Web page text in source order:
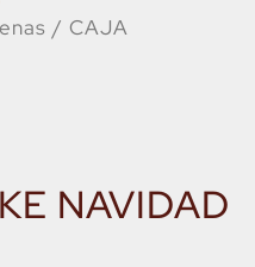
/ CAJA
NAVIDAD